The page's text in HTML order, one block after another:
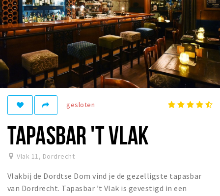
Leuke tips & trends
Interviews
Drinken
Slapen
Recreatief
Winkelgebieden
Parkeren
Bezienswaardigheden
Musea, theaters & podia
gesloten
TAPASBAR 'T VLAK
Vlak 11, Dordrecht
Vlakbij de Dordtse Dom vind je de gezelligste tapasbar
van Dordrecht. Tapasbar ’t Vlak is gevestigd in een